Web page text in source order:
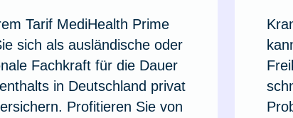
Tarif MediHealth Prime
sich als ausländische oder
Fachkraft für die Dauer
in Deutschland privat
Profitieren Sie von